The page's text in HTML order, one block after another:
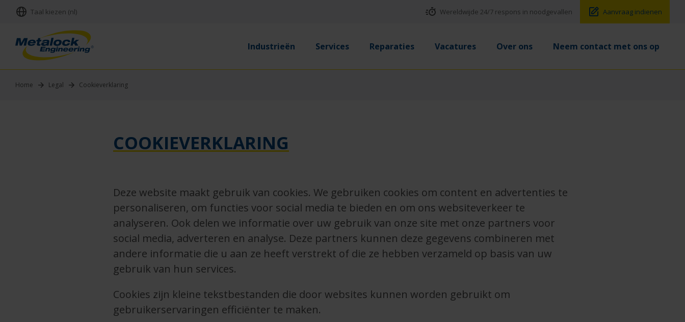
Taal kiezen (nl) Wereldwijde 24/7 respons in noodgevallen Aanvraag indienen
Industrieën Services Reparaties Vacatures Over ons Neem contact met ons op
Home Legal Cookieverklaring
COOKIEVERKLARING
Deze website maakt gebruik van cookies. We gebruiken cookies om content en advertenties te
personaliseren, om functies voor social media te bieden en om ons websiteverkeer te
analyseren. Ook delen we informatie over uw gebruik van onze site met onze partners voor
social media, adverteren en analyse. Deze partners kunnen deze gegevens combineren met
andere informatie die u aan ze heeft verstrekt of die ze hebben verzameld op basis van uw
gebruik van hun services.
Cookies zijn kleine tekstbestanden die door websites kunnen worden gebruikt om
gebruikerservaringen efficiënter te maken.